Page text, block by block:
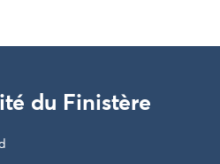
du Finistère